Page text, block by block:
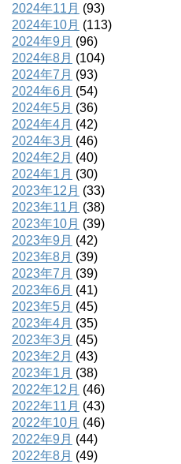
2024年11月 (93)
2024年10月 (113)
2024年9月 (96)
2024年8月 (104)
2024年7月 (93)
2024年6月 (54)
2024年5月 (36)
2024年4月 (42)
2024年3月 (46)
2024年2月 (40)
2024年1月 (30)
2023年12月 (33)
2023年11月 (38)
2023年10月 (39)
2023年9月 (42)
2023年8月 (39)
2023年7月 (39)
2023年6月 (41)
2023年5月 (45)
2023年4月 (35)
2023年3月 (45)
2023年2月 (43)
2023年1月 (38)
2022年12月 (46)
2022年11月 (43)
2022年10月 (46)
2022年9月 (44)
2022年8月 (49)